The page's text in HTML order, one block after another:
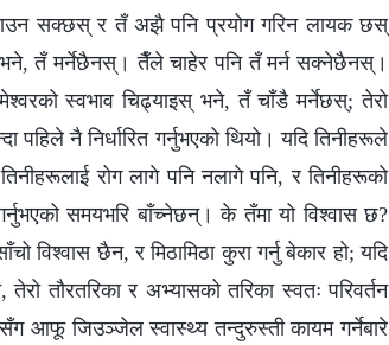
सक्छस् र तँ अझै पनि प्रयोग गरिन लायक छस्
भने, तँ मर्नेछैनस्। तैँले चाहेर पनि तँ मर्न सक्नेछैनस्।
स्वभाव चिढ्याइस् भने, तँ चाँडै मर्नेछस्; तेरो
नै निर्धारित गर्नुभएको थियो। यदि तिनीहरूले
रोग लागे पनि नलागे पनि, र तिनीहरूको
समयभरि बाँच्‍नेछन्। के तँमा यो विश्‍वास छ?
विश्‍वास छैन, र मिठामिठा कुरा गर्नु बेकार हो; यदि
तौरतरिका र अभ्यासको तरिका स्वतः परिवर्तन
आफू जिउञ्जेल स्वास्थ्य तन्दुरुस्ती कायम गर्नेबारे